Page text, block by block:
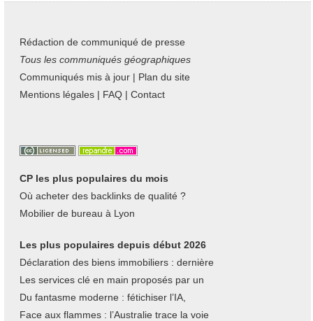
Rédaction de communiqué de presse
Tous les communiqués géographiques
Communiqués mis à jour | Plan du site
Mentions légales | FAQ | Contact
CP les plus populaires du mois
Où acheter des backlinks de qualité ?
Mobilier de bureau à Lyon
Les plus populaires depuis début 2026
Déclaration des biens immobiliers : dernière
Les services clé en main proposés par un
Du fantasme moderne : fétichiser l’IA,
Face aux flammes : l’Australie trace la voie